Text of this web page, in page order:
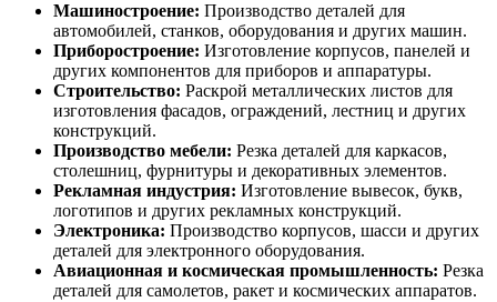
Машиностроение: Производство деталей для
автомобилей, станков, оборудования и других машин.
Приборостроение: Изготовление корпусов, панелей и
других компонентов для приборов и аппаратуры.
Строительство: Раскрой металлических листов для
изготовления фасадов, ограждений, лестниц и других
конструкций.
Производство мебели: Резка деталей для каркасов,
столешниц, фурнитуры и декоративных элементов.
Рекламная индустрия: Изготовление вывесок, букв,
логотипов и других рекламных конструкций.
Электроника: Производство корпусов, шасси и других
деталей для электронного оборудования.
Авиационная и космическая промышленность: Резка
деталей для самолетов, ракет и космических аппаратов.